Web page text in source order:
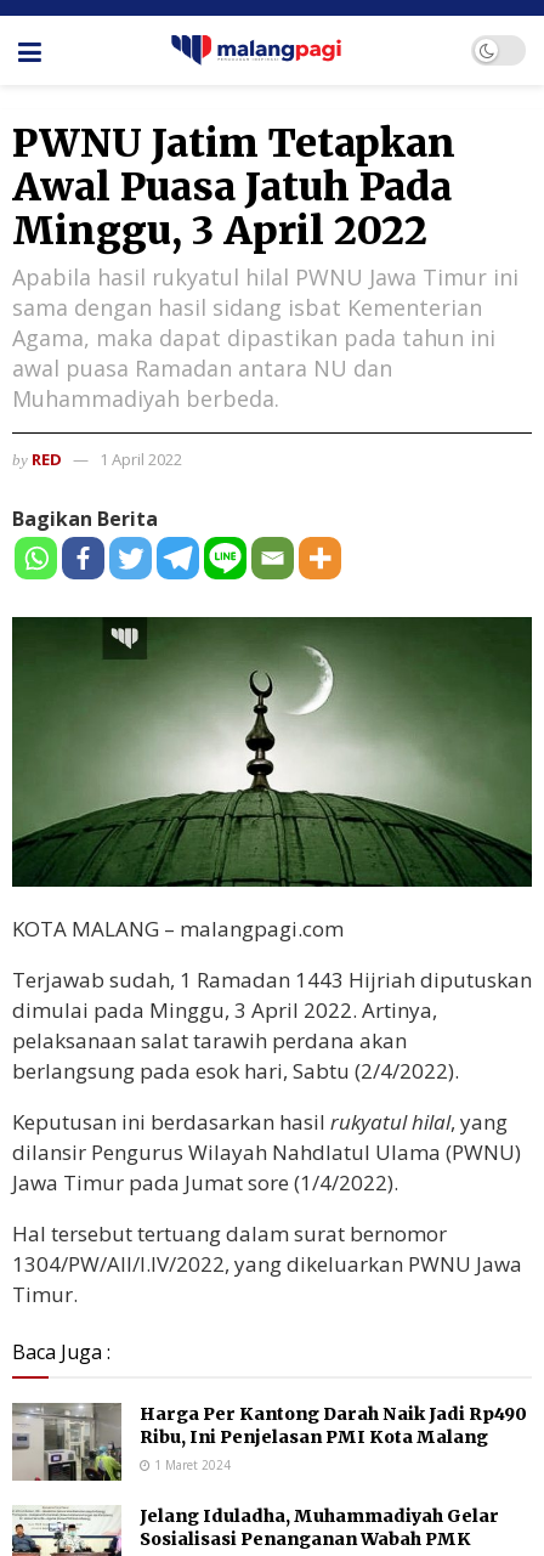
PWNU Jatim Tetapkan
Awal Puasa Jatuh Pada
Minggu, 3 April 2022
Apabila hasil rukyatul hilal PWNU Jawa Timur ini
sama dengan hasil sidang isbat Kementerian
Agama, maka dapat dipastikan pada tahun ini
awal puasa Ramadan antara NU dan
Muhammadiyah berbeda.
by RED 1 April 2022
Bagikan Berita
KOTA MALANG – malangpagi.com
Terjawab sudah, 1 Ramadan 1443 Hijriah diputuskan
dimulai pada Minggu, 3 April 2022. Artinya,
pelaksanaan salat tarawih perdana akan
berlangsung pada esok hari, Sabtu (2/4/2022).
Keputusan ini berdasarkan hasil rukyatul hilal, yang
dilansir Pengurus Wilayah Nahdlatul Ulama (PWNU)
Jawa Timur pada Jumat sore (1/4/2022).
Hal tersebut tertuang dalam surat bernomor
1304/PW/AII/I.IV/2022, yang dikeluarkan PWNU Jawa
Timur.
Baca Juga :
Harga Per Kantong Darah Naik Jadi Rp490
Ribu, Ini Penjelasan PMI Kota Malang
1 Maret 2024
Jelang Iduladha, Muhammadiyah Gelar
Sosialisasi Penanganan Wabah PMK